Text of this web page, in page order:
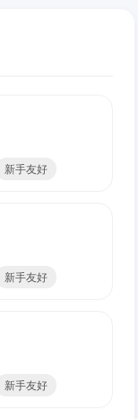
新手友好
新手友好
新手友好